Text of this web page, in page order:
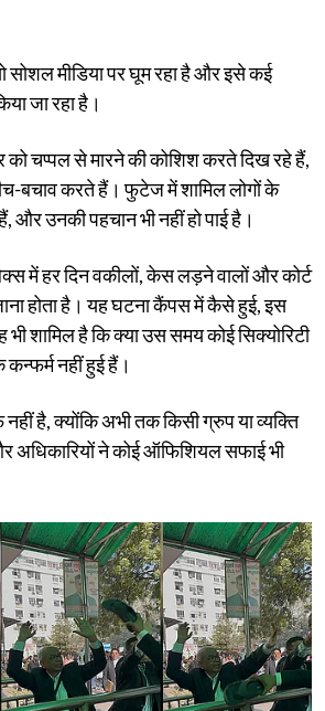
सोशल मीडिया पर घूम रहा है और इसे कई
जा रहा है।
को चप्पल से मारने की कोशिश करते दिख रहे हैं,
बचाव करते हैं। फुटेज में शामिल लोगों के
और उनकी पहचान भी नहीं हो पाई है।
में हर दिन वकीलों, केस लड़ने वालों और कोर्ट
होता है। यह घटना कैंपस में कैसे हुई, इस
शामिल है कि क्या उस समय कोई सिक्योरिटी
नहीं हुई हैं।
है, क्योंकि अभी तक किसी ग्रुप या व्यक्ति
अधिकारियों ने कोई ऑफिशियल सफाई भी